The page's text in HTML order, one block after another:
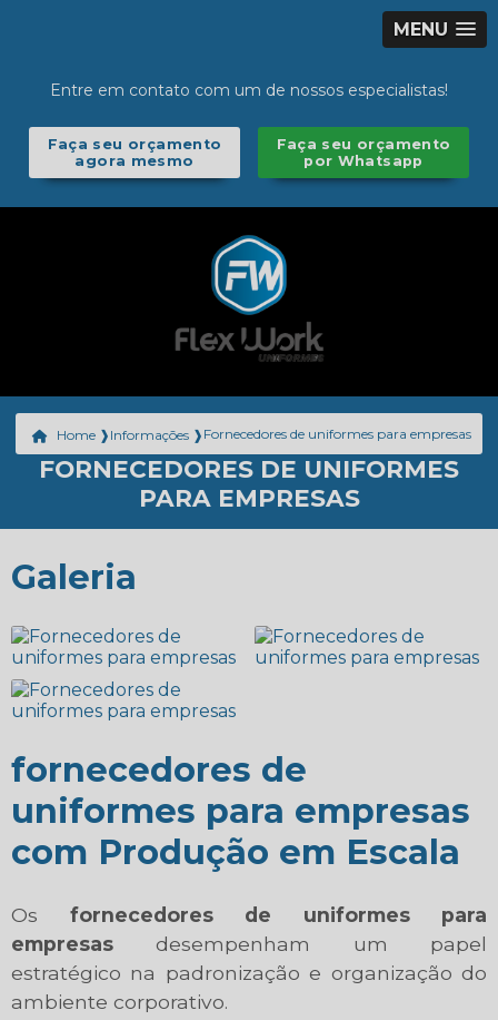
MENU
Entre em contato com um de nossos especialistas!
Faça seu orçamento
agora mesmo
Faça seu orçamento
por Whatsapp
Home ❱ Informações ❱ Fornecedores de uniformes para empresas
FORNECEDORES DE UNIFORMES
PARA EMPRESAS
Galeria
fornecedores de
uniformes para empresas
com Produção em Escala
Os fornecedores de uniformes para
empresas desempenham um papel
estratégico na padronização e organização do
ambiente corporativo.